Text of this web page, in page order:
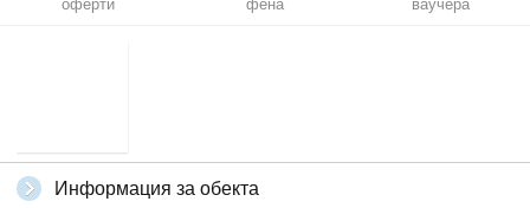
оферти фена ваучера
Информация за обекта